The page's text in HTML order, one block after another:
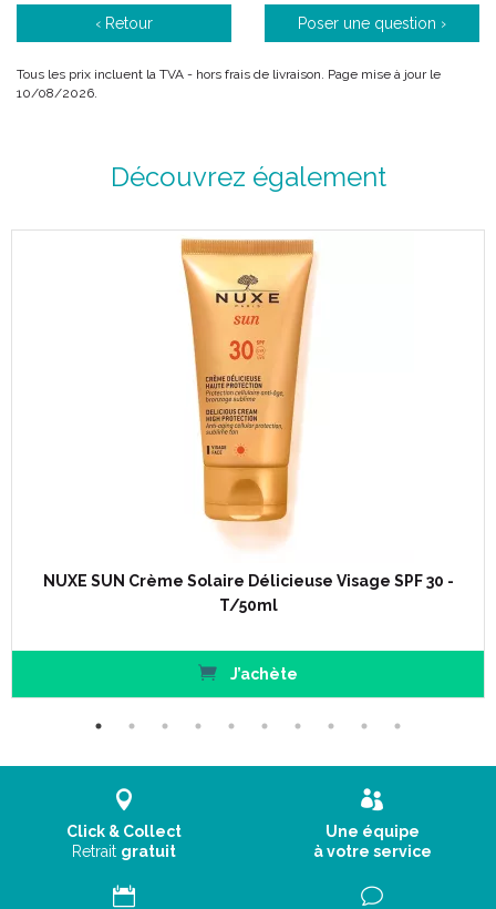
‹ Retour Poser une question ›
Tous les prix incluent la TVA - hors frais de livraison. Page mise à jour le
10/08/2026.
Découvrez également
NUXE SUN Crème Solaire Délicieuse Visage SPF 30 -
T/50ml
J’achète
Click & Collect
Retrait gratuit
Une équipe
à votre service